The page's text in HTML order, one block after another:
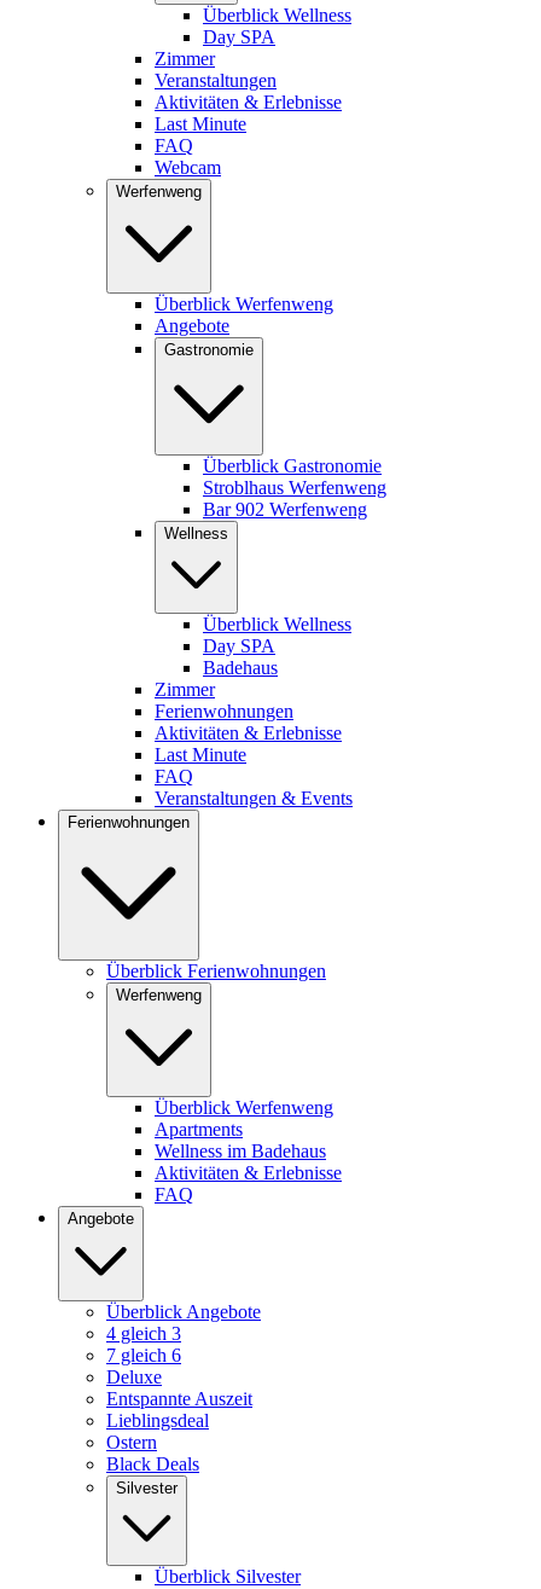
Überblick Wellness
Day SPA
Zimmer
Veranstaltungen
Aktivitäten & Erlebnisse
Last Minute
FAQ
Webcam
Werfenweng
Überblick Werfenweng
Angebote
Gastronomie
Überblick Gastronomie
Stroblhaus Werfenweng
Bar 902 Werfenweng
Wellness
Überblick Wellness
Day SPA
Badehaus
Zimmer
Ferienwohnungen
Aktivitäten & Erlebnisse
Last Minute
FAQ
Veranstaltungen & Events
Ferienwohnungen
Überblick Ferienwohnungen
Werfenweng
Überblick Werfenweng
Apartments
Wellness im Badehaus
Aktivitäten & Erlebnisse
FAQ
Angebote
Überblick Angebote
4 gleich 3
7 gleich 6
Deluxe
Entspannte Auszeit
Lieblingsdeal
Ostern
Black Deals
Silvester
Überblick Silvester